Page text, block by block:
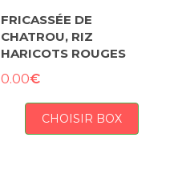
FRICASSÉE DE
CHATROU, RIZ
HARICOTS ROUGES
0.00€
CHOISIR BOX